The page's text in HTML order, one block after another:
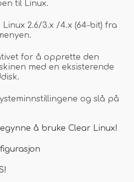
til Linux.
Linux 2.6/3.x /4.x (64-bit) fra
for å opprette den
med en eksisterende
og slå på
å bruke Clear Linux!